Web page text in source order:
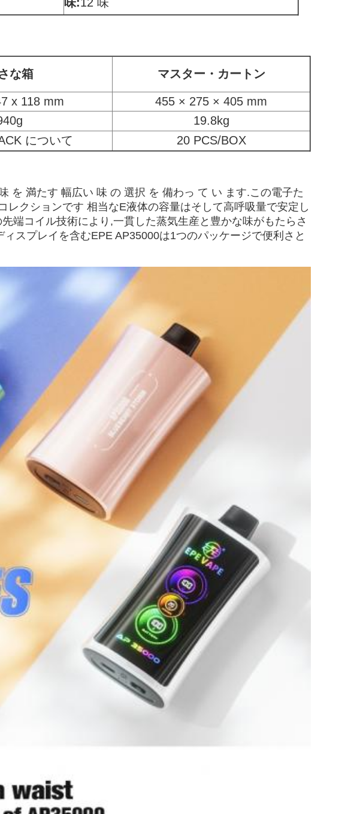
な箱 マスター・カートン
x 118 mm
455 × 275 × 405 mm
19.8kg
について 20 PCS/BOX
を 満たす 幅広い 味 の 選択 を 備わっ て い ます.この電子た
クションです 相当なE液体の容量はそして高呼吸量で安定し
端コイル技術により,一貫した蒸気生産と豊かな味がもたらさ
スプレイを含むEPE AP35000は1つのパッケージで便利さと